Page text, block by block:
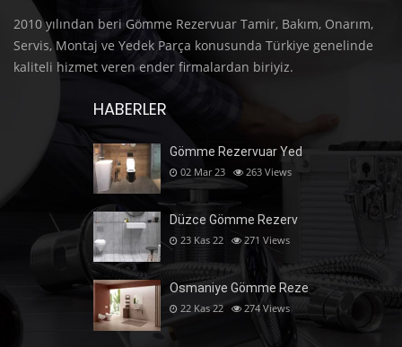
2010 yılından beri Gömme Rezervuar Tamir, Bakım, Onarım,
Servis, Montaj ve Yedek Parça konusunda Türkiye genelinde
kaliteli hizmet veren ender firmalardan biriyiz.
HABERLER
Gömme Rezervuar Yed
02 Mar 23 263 Views
Düzce Gömme Rezerv
23 Kas 22 271 Views
Osmaniye Gömme Reze
22 Kas 22 274 Views